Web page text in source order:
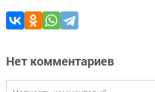
Нет комментариев